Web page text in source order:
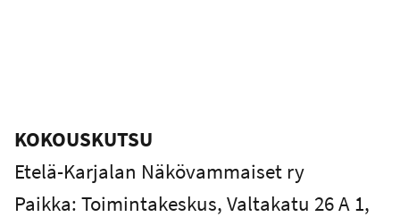
KOKOUSKUTSU
Etelä-Karjalan Näkövammaiset ry
Paikka: Toimintakeskus, Valtakatu 26 A 1,